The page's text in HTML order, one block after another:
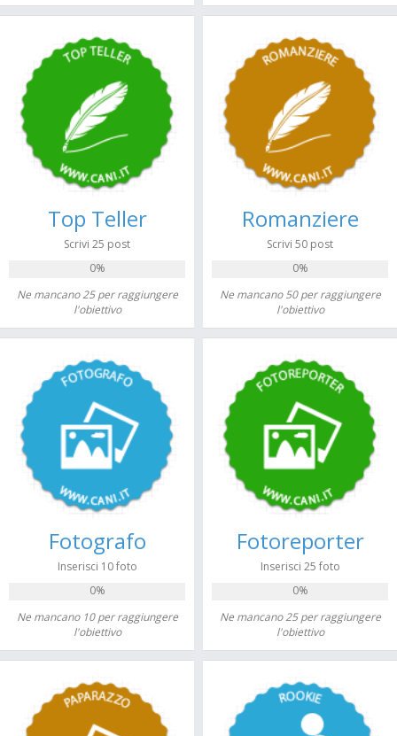
Top Teller
Scrivi 25 post
0%
Ne mancano 25 per raggiungere
l'obiettivo
Romanziere
Scrivi 50 post
0%
Ne mancano 50 per raggiungere
l'obiettivo
Fotografo
Inserisci 10 foto
0%
Ne mancano 10 per raggiungere
l'obiettivo
Fotoreporter
Inserisci 25 foto
0%
Ne mancano 25 per raggiungere
l'obiettivo